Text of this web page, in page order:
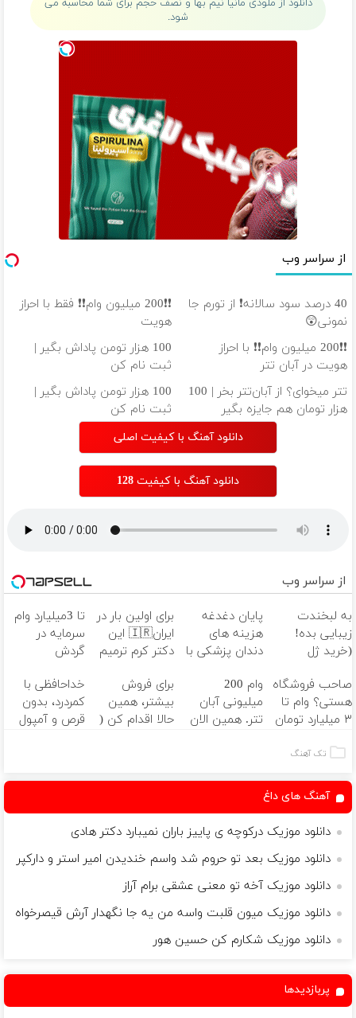
دانلود از ملودی مانیا نیم بها و نصف حجم برای شما محاسبه می
شود.
از سراسر وب
40 درصد سود سالانه❗ از تورم جا
نمونی😲
❗❗200 میلیون وام❗❗ فقط با احراز
هویت
❗❗200 میلیون وام❗❗ با احراز
هویت در آبان تتر
100 هزار تومن پاداش بگیر |
ثبت نام کن
تتر میخوای؟ از آبان‌تتر بخر | 100
هزار تومان هم جایزه بگیر
100 هزار تومن پاداش بگیر |
ثبت نام کن
دانلود آهنگ با کیفیت اصلی
دانلود آهنگ با کیفیت 128
از سراسر وب
به لبخندت
زیبایی بده!
(خرید ژل
دندان
با40%تخفیف)
پایان دغدغه
هزینه های
دندان پزشکی با
کننده خانگی
برای اولین بار در
ایران🇮🇷 این
دکتر کرم ترمیم
ساخت!
تا 3میلیارد وام
سرمایه در
گردش
فروشگاهت رو
ثبت کن
صاحب فروشگاه
هستی؟ وام تا
۳ میلیارد تومان
وام 200
میلیونی آبان
تتر. همین الان
برای فروش
بیشتر، همین
حالا اقدام کن (
خداحافظی با
کمردرد، بدون
قرص و آمپول
تک آهنگ
آهنگ های داغ
دانلود موزیک درکوچه ی پاییز باران نمیبارد دکتر هادی
دانلود موزیک بعد تو حروم شد واسم خندیدن امیر استر و دارکپر
دانلود موزیک آخه تو معنی عشقی برام آراز
دانلود موزیک میون قلبت واسه من یه جا نگهدار آرش قیصرخواه
دانلود موزیک شکارم کن حسین هور
پربازدیدها